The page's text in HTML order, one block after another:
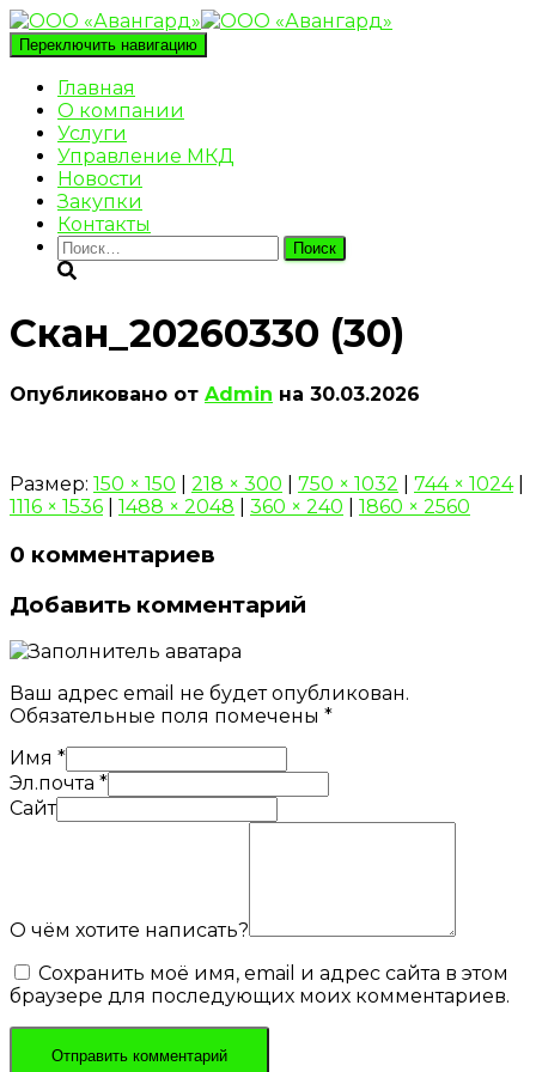
Переключить навигацию
Главная
О компании
Услуги
Управление МКД
Новости
Закупки
Контакты
Найти:
Скан_20260330 (30)
Опубликовано от Admin на 30.03.2026
Размер: 150 × 150 218 × 300 750 × 1032 744 × 1024
1116 × 1536
1488 × 2048 360 × 240 1860 × 2560
0 комментариев
Добавить комментарий
Ваш адрес email не будет опубликован.
Обязательные поля помечены *
Имя *
Эл.почта *
Сайт
О чём хотите написать?
Сохранить моё имя, email и адрес сайта в этом
браузере для последующих моих комментариев.